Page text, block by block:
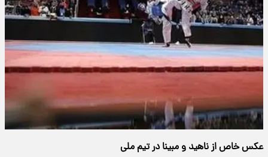
عکس خاص از ناهید و مبینا در تیم ملی